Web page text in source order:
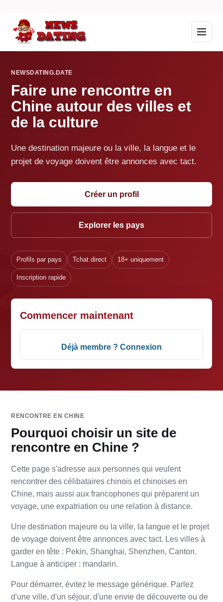
NEWSDATING.DATE
Faire une rencontre en
Chine autour des villes et
de la culture
Une destination majeure ou la ville, la langue et le
projet de voyage doivent être annonces avec tact.
Créer un profil
Explorer les pays
Profils par pays Tchat direct 18+ uniquement
Inscription rapide
Commencer maintenant
Déjà membre ? Connexion
RENCONTRE EN CHINE
Pourquoi choisir un site de
rencontre en Chine ?
Cette page s'adresse aux personnes qui veulent
rencontrer des célibataires chinois et chinoises en
Chine, mais aussi aux francophones qui préparent un
voyage, une expatriation ou une relation à distance.
Une destination majeure ou la ville, la langue et le projet
de voyage doivent être annonces avec tact. Les villes à
garder en tête : Pekin, Shanghai, Shenzhen, Canton.
Langue à anticiper : mandarin.
Pour démarrer, évitez le message générique. Parlez
d'une ville, d'un séjour, d'une envie de découverte ou de